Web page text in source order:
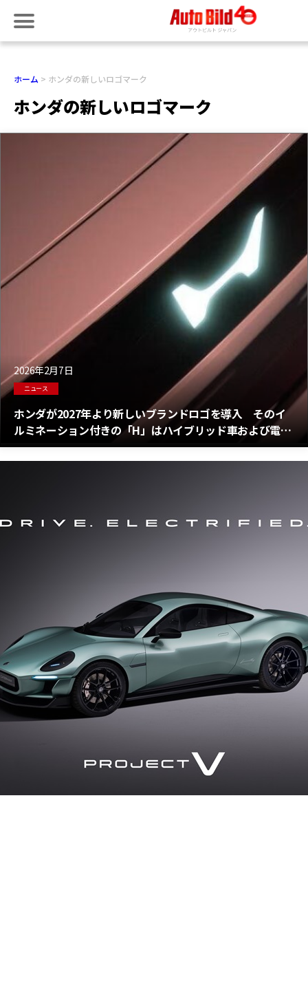
ホーム ホンダの新しいロゴマーク
ホンダの新しいロゴマーク
2026年2月7日
ニュース
ホンダが2027年より新しいブランドロゴを導入 そのイ
ルミネーション付きの「H」はハイブリッド車および電気
自動車のみに使用される